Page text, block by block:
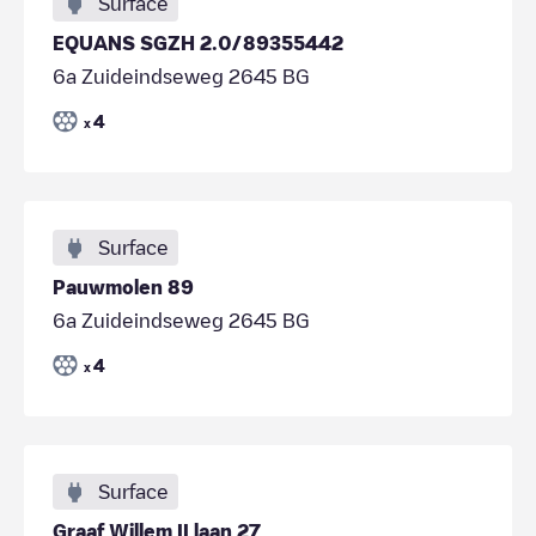
EQUANS SGZH 2.0/89355442
6a Zuideindseweg 2645 BG
x 4
Surface
Pauwmolen 89
6a Zuideindseweg 2645 BG
x 4
Surface
Graaf Willem II laan 27